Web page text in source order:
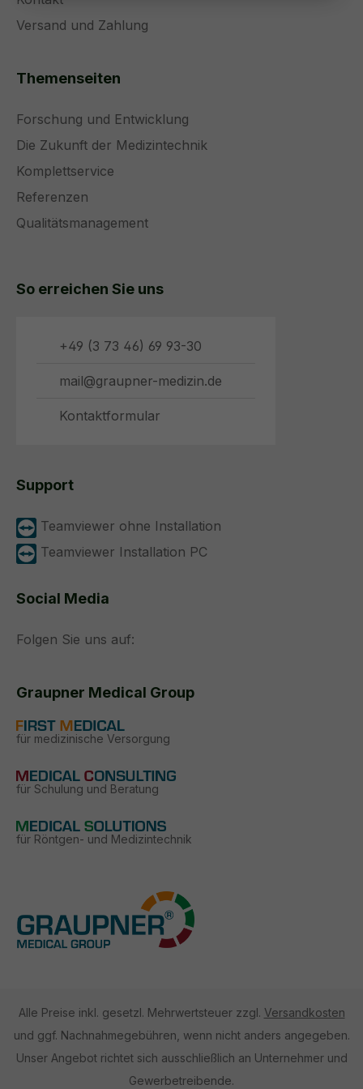
Versand und Zahlung
Themenseiten
Forschung und Entwicklung
Die Zukunft der Medizintechnik
Komplettservice
Referenzen
Qualitätsmanagement
So erreichen Sie uns
+49 (3 73 46) 69 93-30
mail@graupner-medizin.de
Kontaktformular
Support
Teamviewer ohne Installation
Teamviewer Installation PC
Social Media
Folgen Sie uns auf:
Graupner Medical Group
für medizinische Versorgung
für Schulung und Beratung
für Röntgen- und Medizintechnik
Alle Preise inkl. gesetzl. Mehrwertsteuer zzgl. Versandkosten
und ggf. Nachnahmegebühren, wenn nicht anders angegeben.
Unser Angebot richtet sich ausschließlich an Unternehmer und
Gewerbetreibende.